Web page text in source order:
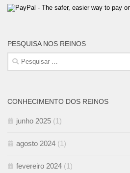
PESQUISA NOS REINOS
Pesquisar
por:
CONHECIMENTO DOS REINOS
junho 2025 (1)
agosto 2024 (1)
fevereiro 2024 (1)